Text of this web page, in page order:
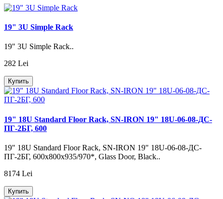
19" 3U Simple Rack
19" 3U Simple Rack..
282 Lei
Купить
19" 18U Standard Floor Rack, SN-IRON 19" 18U-06-08-ДС-
ПГ-2БГ, 600
19" 18U Standard Floor Rack, SN-IRON 19" 18U-06-08-ДС-
ПГ-2БГ, 600х800х935/970*, Glass Door, Black..
8174 Lei
Купить